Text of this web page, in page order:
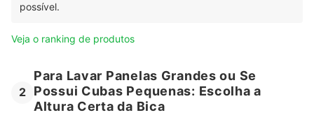
possível.
Veja o ranking de produtos
2
Para Lavar Panelas Grandes ou Se
Possui Cubas Pequenas: Escolha a
Altura Certa da Bica